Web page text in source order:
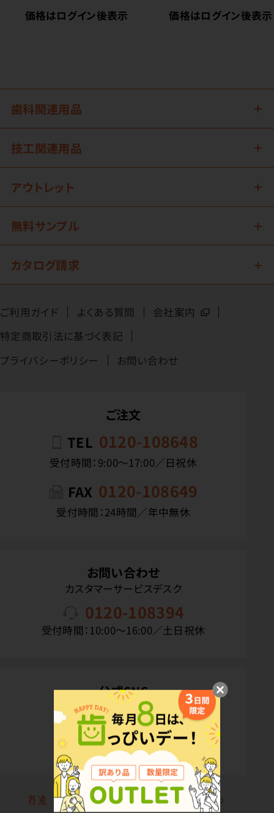
価格はログイン後表示
価格はログイン後表示
歯科関連用品
技工関連用品
アウトレット
無料サンプル
カタログ請求
ご利用ガイド よくある質問
会社案内
特定商取引法に基づく表記
プライバシーポリシー
お問い合わせ
ご注文
TEL 0120-108648
受付時間：9:00〜17:00／日祝休
FAX 0120-108649
受付時間：24時間／年中無休
お問い合わせ
カスタマーサービスデスク
0120-108394
受付時間：10:00〜16:00／土日祝休
公式SNS
Copyright(C) P.D.R. Co.,Ltd. All Rights Reserved.